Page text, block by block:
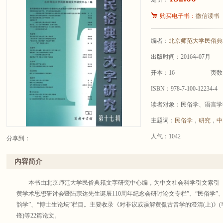
分享到：
购买电子书： 微信读书
编者： 北京师范大学民俗
出版时间：2016年07月
开本：16 页
ISBN：978-7-100-12234-4
读者对象：民俗学、语言
主题词： 民俗学 ， 研究 ，
人气：1042
内容简介
本书由北京师范大学民俗典籍文字研究中心编，为中文社会科学引文索引
黄学术思想研讨会暨陆宗达先生诞辰110周年纪念会研讨论文专栏”、“民俗学”
韵学”、“博士生论坛”栏目。主要收录《对非议或误解黄侃古音学的澄清(上)
锋)等22篇论文。